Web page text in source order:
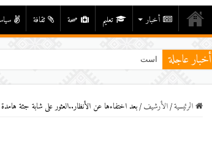
أخبار تعليم صحة ثقافة
أخبار عاجلة استنفار بزاكورة بعد وفاة ط
الرئيسية/اﻷرشيف/بعد اختفاءها عن الأنظار..العثور على شابة جثة